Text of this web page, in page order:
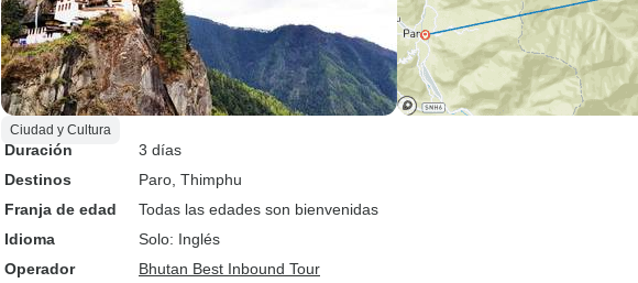
Ciudad y Cultura
Duración
3 días
Destinos
Paro , Thimphu
Franja de edad
Todas las edades son bienvenidas
Idioma
Solo: Inglés
Operador
Bhutan Best Inbound Tour